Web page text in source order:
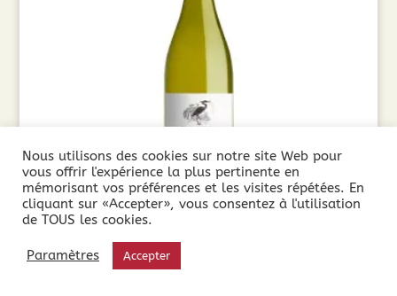
Paul Mas Le Gewurztraminer (75cl) 2024
7,90€
Nous utilisons des cookies sur notre site Web pour
vous offrir l'expérience la plus pertinente en
mémorisant vos préférences et les visites répétées. En
cliquant sur «Accepter», vous consentez à l'utilisation
de TOUS les cookies.
Paramètres Accepter